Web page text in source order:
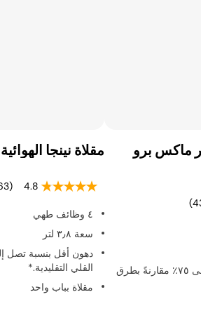
ماكس برو
دهون أقل بنسبة تصل إلى ٧٥٪ مقارنةً بطرق
مقلاة نينجا الهوائية ٤ في ١، ٣.٨ لتر
4.8
(1363)
٤ وظائف طهي
سعة ٣٫٨ لتر
القلي التقليدية.*
مقلاة بباب واحد